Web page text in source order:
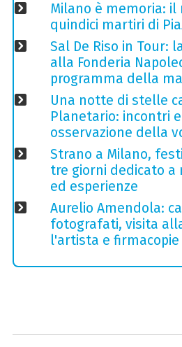
Milano è memoria: il
quindici martiri di
Sal De Riso in Tour:
alla Fonderia
programma della
Una notte di stelle
Planetario: incontri
osservazione della
Strano a Milano,
tre giorni dedicato a
ed esperienze
Aurelio Amendola:
fotografati, visita
l'artista e